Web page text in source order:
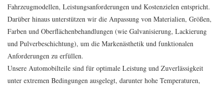
Fahrzeugmodellen, Leistungsanforderungen und Kostenzielen entspricht.
Darüber hinaus unterstützen wir die Anpassung von Materialien, Größen,
Farben und Oberflächenbehandlungen (wie Galvanisierung, Lackierung
und Pulverbeschichtung), um die Markenästhetik und funktionalen
Anforderungen zu erfüllen.
Unsere Automobilteile sind für optimale Leistung und Zuverlässigkeit
unter extremen Bedingungen ausgelegt, darunter hohe Temperaturen,